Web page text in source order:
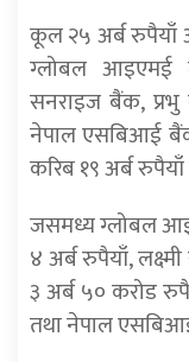
कूल २५ अर्ब रुपैयाँ
ग्लोबल आइएमई
सनराइज बैंक,
नेपाल एसबिआई
करिब १९ अर्ब
जसमध्य ग्लोबल
४ अर्ब रुपैयाँ,
३ अर्ब ५० करोड
तथा नेपाल